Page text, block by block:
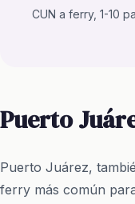
CUN a ferry, 1-10
Puerto
Puerto Juárez,
ferry más común